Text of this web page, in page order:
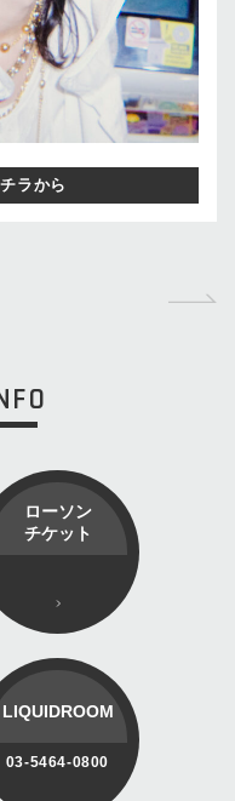
ラから
ローソン
チケット
LIQUIDROOM
03-5464-0800